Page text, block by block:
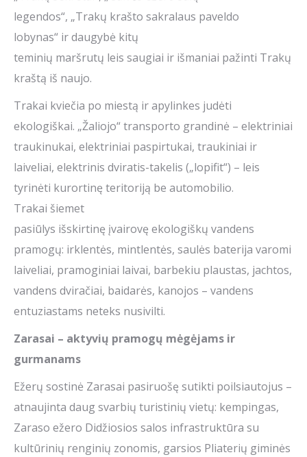
legendos“, „Trakų krašto sakralaus paveldo
lobynas“ ir daugybė kitų
teminių maršrutų leis saugiai ir išmaniai pažinti Trakų
kraštą iš naujo.
Trakai kviečia po miestą ir apylinkes judėti
ekologiškai. „Žaliojo“ transporto grandinė – elektriniai
traukinukai, elektriniai paspirtukai, traukiniai ir
laiveliai, elektrinis dviratis-takelis („lopifit“) – leis
tyrinėti kurortinę teritoriją be automobilio.
Trakai šiemet
pasiūlys išskirtinę įvairovę ekologiškų vandens
pramogų: irklentės, mintlentės, saulės baterija varomi
laiveliai, pramoginiai laivai, barbekiu plaustas, jachtos,
vandens dviračiai, baidarės, kanojos – vandens
entuziastams neteks nusivilti.
Zarasai – aktyvių pramogų mėgėjams ir
gurmanams
Ežerų sostinė Zarasai pasiruošę sutikti poilsiautojus –
atnaujinta daug svarbių turistinių vietų: kempingas,
Zaraso ežero Didžiosios salos infrastruktūra su
kultūrinių renginių zonomis, garsios Pliaterių giminės